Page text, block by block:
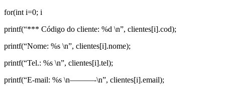
for(int i=0; i
printf(“*** Código do cliente: %d \n”, clientes[i].cod);
printf(“Nome: %s \n”, clientes[i].nome);
printf(“Tel.: %s \n”, clientes[i].tel);
printf(“E-mail: %s \n———-\n”, clientes[i].email);